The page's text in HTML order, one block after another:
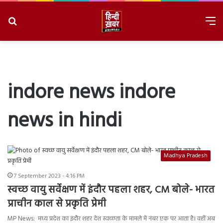
indore news indore
news in hindi
Madhya Pradesh
7 September 2023 - 4:16 PM
स्वच्छ वायु सर्वेक्षण में इंदौर पहला शहर, CM बोले- भारत
प्राचीन काल से प्रकृति प्रेमी
MP News: मध्य प्रदेश का इंदौर शहर देश स्वच्छता के मामले में नंबर एक पर आता है। वहीं अब